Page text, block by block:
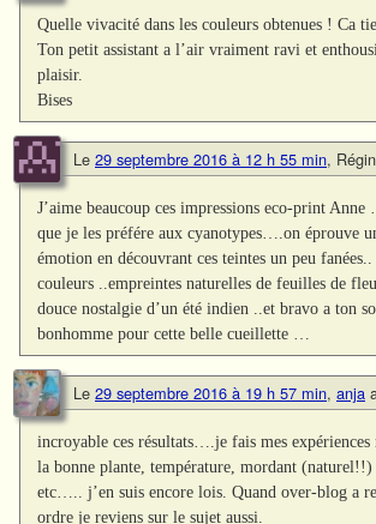
Quelle vivacité dans les couleurs obtenues ! Ca
Ton petit assistant a l’air vraiment ravi et
plaisir.
Bises
Le 29 septembre 2016 à 12 h 55 min,
J’aime beaucoup ces impressions eco-print
que je les préfére aux cyanotypes….on éprouve
émotion en découvrant ces teintes un peu fanées..
couleurs ..empreintes naturelles de feuilles de
douce nostalgie d’un été indien ..et bravo a ton
bonhomme pour cette belle cueillette …
Le 29 septembre 2016 à 19 h 57 min, anja
incroyable ces résultats….je fais mes
la bonne plante, température, mordant
etc….. j’en suis encore lois. Quand over-blog a
ordre je reviens sur le sujet aussi.